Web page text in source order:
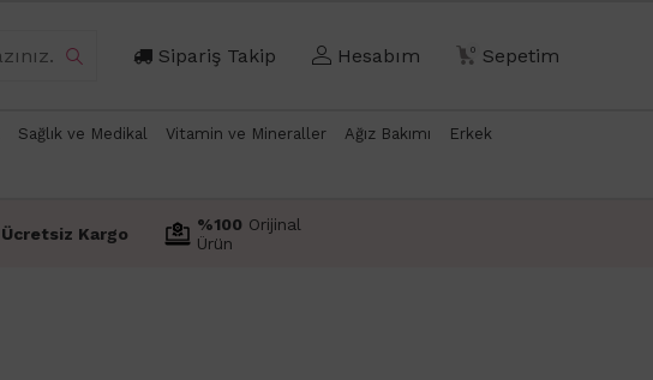
Sipariş Takip Hesabım 0 Sepetim
Sağlık ve Medikal Vitamin ve Mineraller Ağız Bakımı Erkek
Ücretsiz Kargo %100 Orijinal
Ürün